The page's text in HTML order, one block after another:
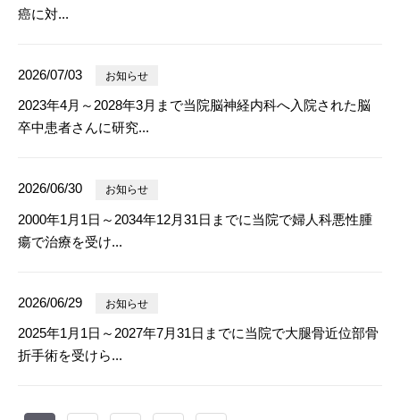
癌に対...
2026/07/03 お知らせ
2023年4月～2028年3月まで当院脳神経内科へ入院された脳
卒中患者さんに研究...
2026/06/30 お知らせ
2000年1月1日～2034年12月31日までに当院で婦人科悪性腫
瘍で治療を受け...
2026/06/29 お知らせ
2025年1月1日～2027年7月31日までに当院で大腿骨近位部骨
折手術を受けら...